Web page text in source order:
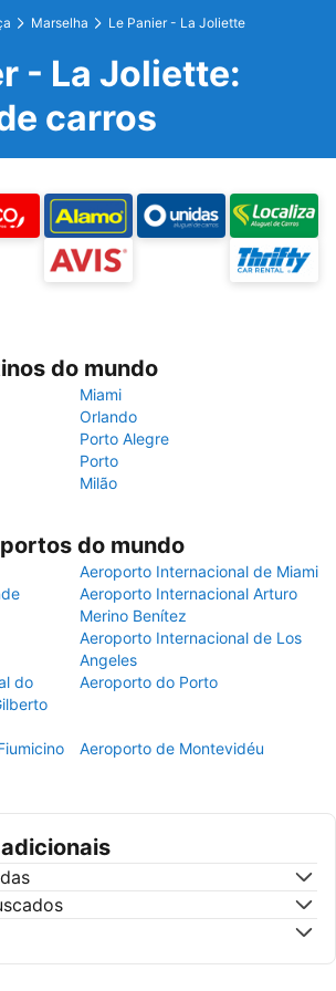
Marselha Le Panier - La Joliette
- La Joliette:
carros
do mundo
Miami
Orlando
Porto Alegre
Porto
Milão
do mundo
Aeroporto Internacional de Miami
Aeroporto Internacional Arturo
Merino Benítez
Aeroporto Internacional de Los
Angeles
do
Aeroporto do Porto
Aeroporto de Montevidéu